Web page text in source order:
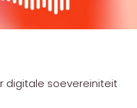
digitale soevereiniteit